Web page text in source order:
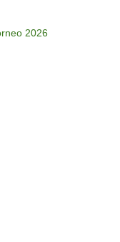
2026